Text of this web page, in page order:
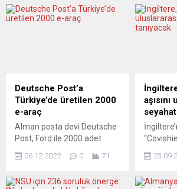
İmamoğlu, bugün
(çarşamba) gözaltına alındı.
artırıyor. Peki, bu adım
sadece bir iç mesele mi,
yoksa Avrupa’nın da kayıtsız
kalamayacağı bir gelişme
mi? İmamoğlu...
avukatı
açık
Guez,
camiyi
Deutsche Post’a
Türkiye’de üretilen 2000
e-araç
Alman posta devi Deutsche
Post, Ford ile 2000 adet
konusunda anlaştı. 2023 yılı
e-araçlar Türkiye’de
06.12.2022 0 71